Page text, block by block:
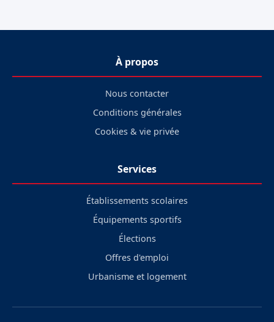
À propos
Nous contacter
Conditions générales
Cookies & vie privée
Services
Établissements scolaires
Équipements sportifs
Élections
Offres d'emploi
Urbanisme et logement